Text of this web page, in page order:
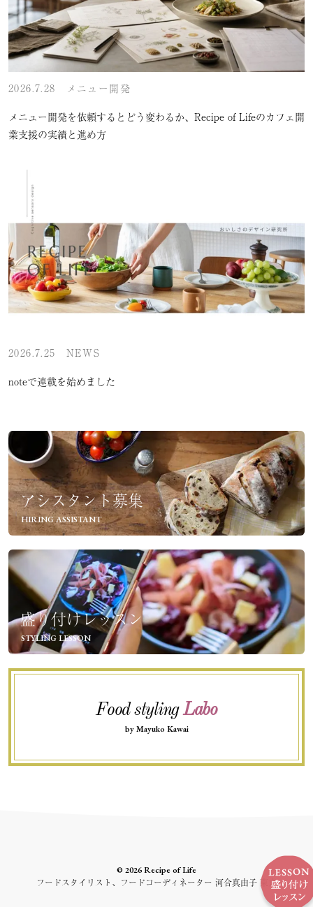
2026.7.28 メニュー開発
メニュー開発を依頼するとどう変わるか、Recipe of Lifeのカフェ開
業支援の実績と進め方
2026.7.25 NEWS
noteで連載を始めました
アシスタント募集
HIRING ASSISTANT
盛り付けレッスン
STYLING LESSON
Food stylingLabo
by Mayuko Kawai
© 2026 Recipe of Life
フードスタイリスト、フードコーディネーター 河合真由子 東京